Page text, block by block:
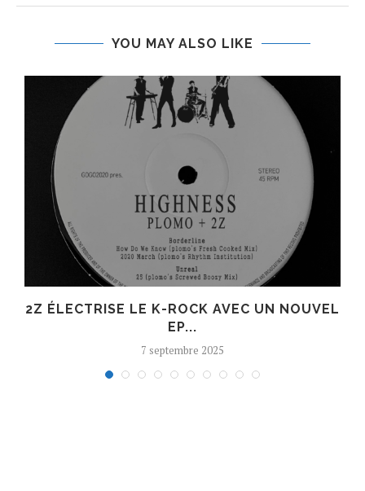
YOU MAY ALSO LIKE
2Z ÉLECTRISE LE K-ROCK AVEC UN NOUVEL
EP...
7 septembre 2025